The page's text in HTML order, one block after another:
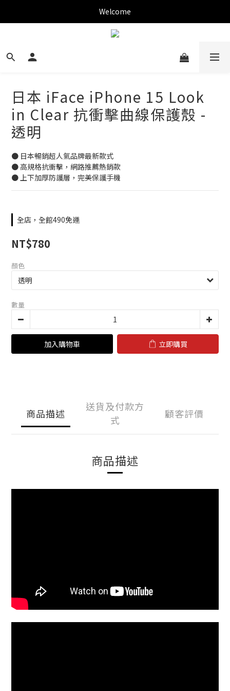
✨新加入會員可現折$150購物金✨
Welcome
✨新加入會員可現折$150購物金✨
日本 iFace iPhone 15 Look
in Clear 抗衝擊曲線保護殼 -
透明
● 日本暢銷超人氣品牌最新款式
● 高規格抗衝擊，網路推薦熱銷款
● 上下加厚防護層，完美保護手機
全店，全館490免運
NT$780
顏色
數量
加入購物車 立即購買
商品描述
送貨及付款方
式
顧客評價
商品描述